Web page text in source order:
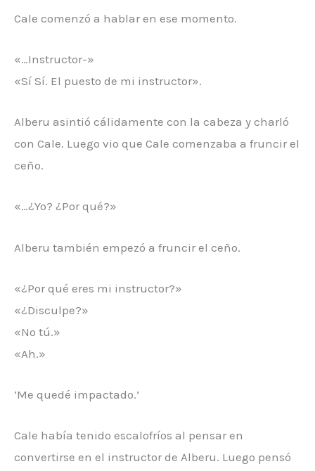
Cale comenzó a hablar en ese momento.
«…Instructor-»
«Sí Sí. El puesto de mi instructor».
Alberu asintió cálidamente con la cabeza y charló
con Cale. Luego vio que Cale comenzaba a fruncir el
ceño.
«…¿Yo? ¿Por qué?»
Alberu también empezó a fruncir el ceño.
«¿Por qué eres mi instructor?»
«¿Disculpe?»
«No tú.»
«Ah.»
‘Me quedé impactado.’
Cale había tenido escalofríos al pensar en
convertirse en el instructor de Alberu. Luego pensó